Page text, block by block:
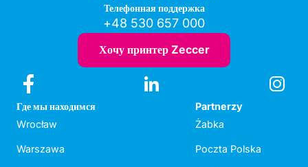
Телефонная поддержка
+48 530 657 000
Хочу принтер Zeccer
Где мы находимся
Wrocław
Warszawa
Partnerzy
Żabka
Poczta Polska